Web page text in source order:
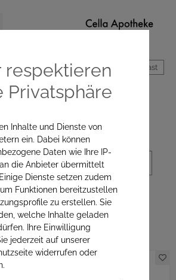
Hoher Kontrast
Alle Produkte
respektieren
Privatsphäre
Inhalte und Dienste von
ein. Dabei können
Daten wie Ihre IP-
die Anbieter übermittelt
Dienste setzen zudem
Funktionen bereitzustellen
zu erstellen. Sie
welche Inhalte geladen
Ihre Einwilligung
jederzeit auf unserer
widerrufen oder